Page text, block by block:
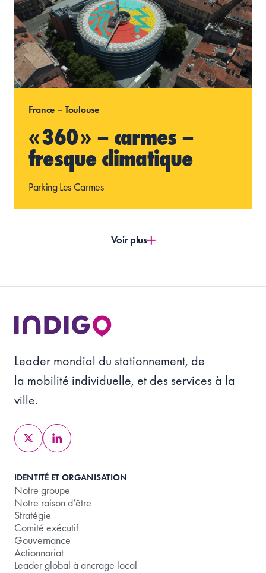
France – Toulouse
« 360 » – carmes –
fresque climatique
Parking Les Carmes
Voir plus
Leader mondial du stationnement, de
la mobilité individuelle, et des services à la
ville.
IDENTITÉ ET ORGANISATION
Notre groupe
Notre raison d’être
Stratégie
Comité exécutif
Gouvernance
Actionnariat
Leader global à ancrage local